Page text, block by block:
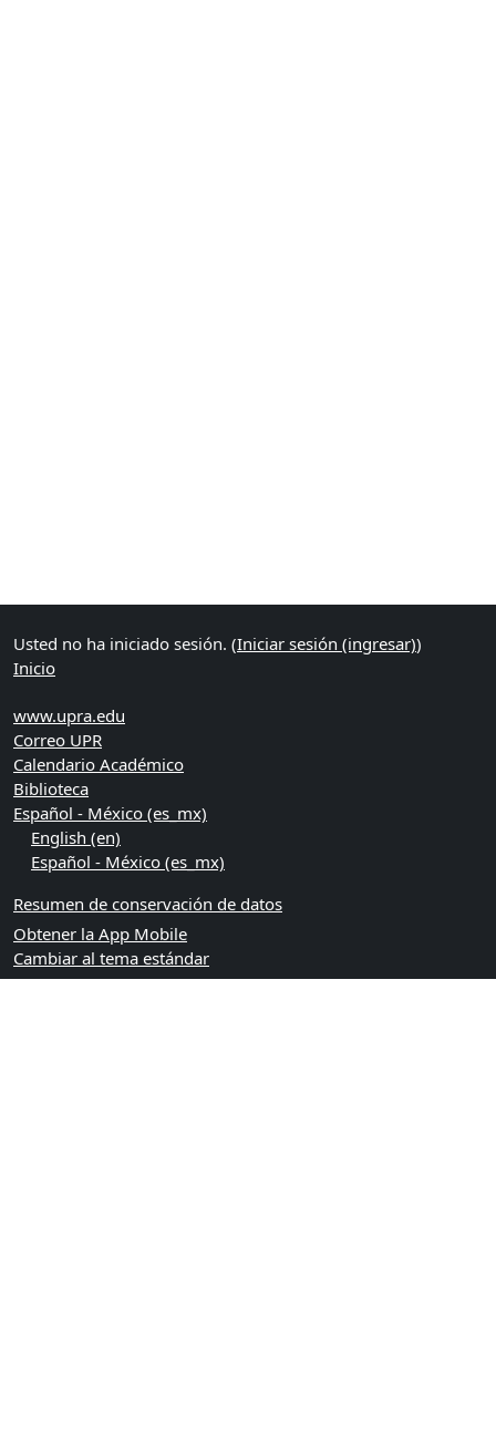
Usted no ha iniciado sesión. (Iniciar sesión (ingresar))
Inicio
www.upra.edu
Correo UPR
Calendario Académico
Biblioteca
Español - México ‎(es_mx)‎
English ‎(en)‎
Español - México ‎(es_mx)‎
Resumen de conservación de datos
Obtener la App Mobile
Cambiar al tema estándar